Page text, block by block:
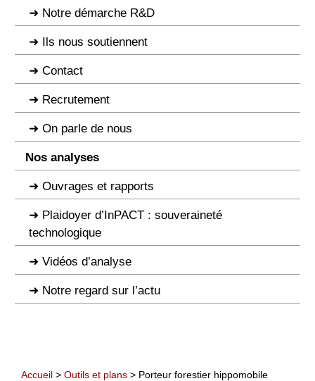
Notre démarche R&D
Ils nous soutiennent
Contact
Recrutement
On parle de nous
Nos analyses
Ouvrages et rapports
Plaidoyer d’InPACT : souveraineté
technologique
Vidéos d’analyse
Notre regard sur l’actu
Accueil > Outils et plans > Porteur forestier hippomobile